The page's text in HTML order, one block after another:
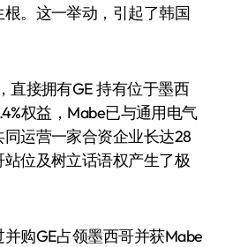
。这一举动，引起了韩国
接拥有GE 持有位于墨西
权益，Mabe已与通用电气
运营一家合资企业长达28
位及树立话语权产生了极
购GE占领墨西哥并获Mabe